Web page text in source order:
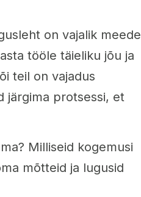
on vajalik meede
tööle täieliku jõu ja
teil on vajadus
järgima protsessi, et
Milliseid kogemusi
mõtteid ja lugusid